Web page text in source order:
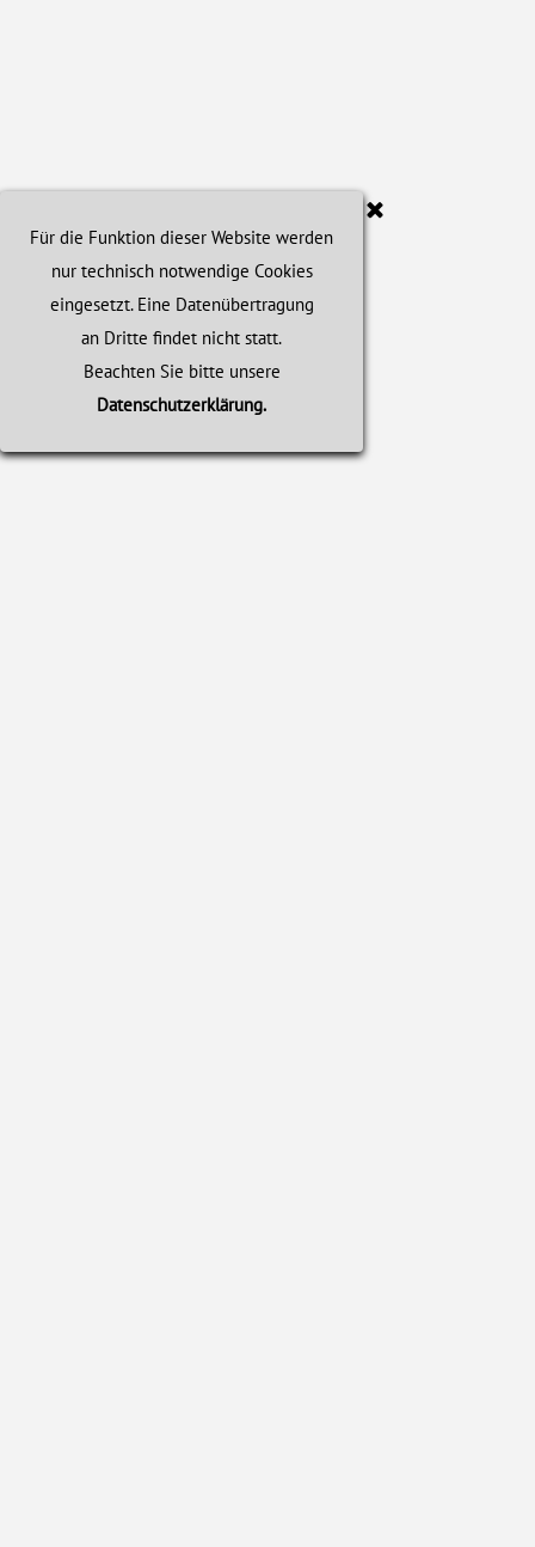
Für die Funktion dieser Website werden
nur technisch notwendige Cookies
eingesetzt. Eine Datenübertragung
an Dritte findet nicht statt.
Beachten Sie bitte unsere
Datenschutzerklärung.